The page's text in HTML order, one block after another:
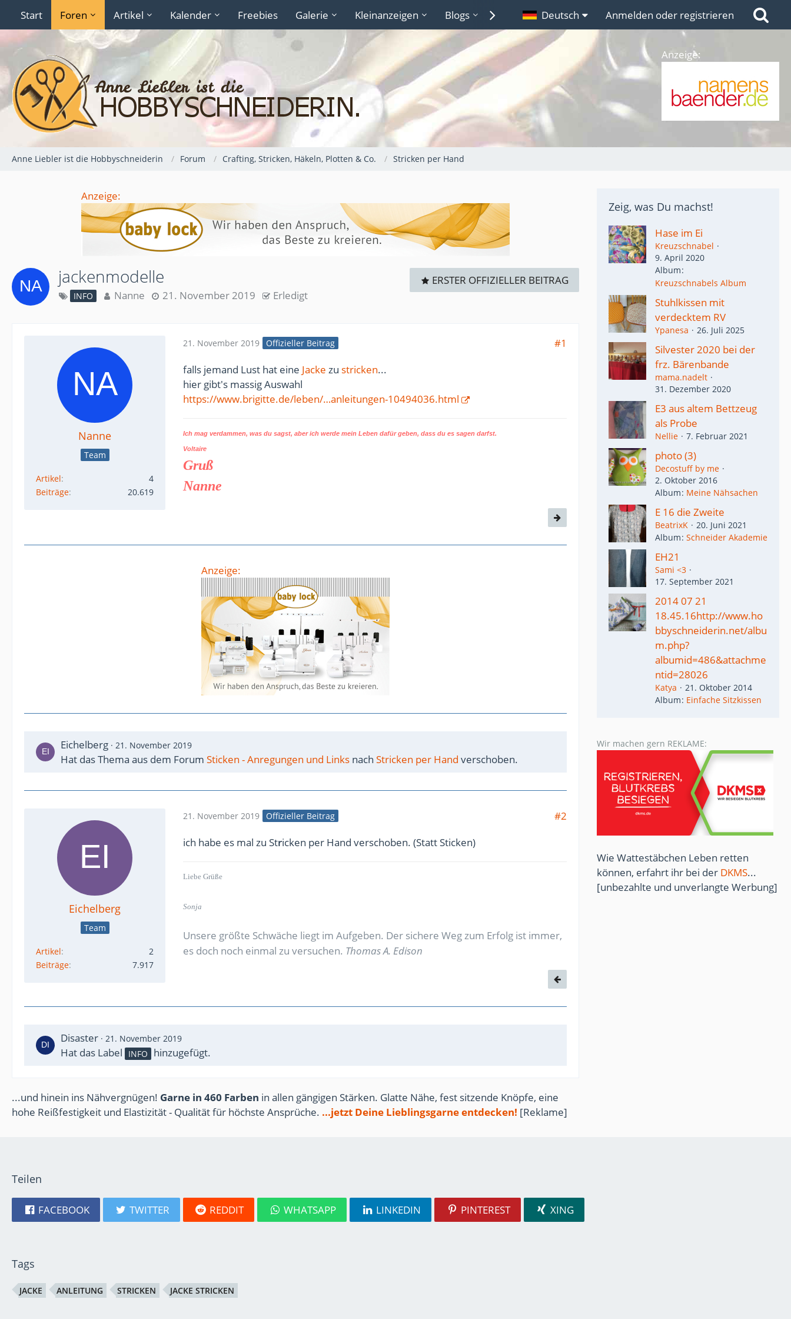
Start Foren Artikel Kalender Freebies Galerie Kleinanzeigen Blogs Lexikon Links
Deutsch Anmelden oder registrieren
Anzeige:
Anne Liebler ist die Hobbyschneiderin Forum Crafting, Stricken, Häkeln, Plotten & Co. Stricken per Hand
Anzeige:
jackenmodelle
INFO Nanne 21. November 2019 Erledigt
ERSTER OFFIZIELLER BEITRAG
Nanne
Team
Artikel
4
Beiträge
20.619
21. November 2019 Offizieller Beitrag
#1
falls jemand Lust hat eine Jacke zu stricken...
hier gibt's massig Auswahl
https://www.brigitte.de/leben/…anleitungen-10494036.html
Ich mag verdammen, was du sagst, aber ich werde mein Leben dafür geben, dass du es sagen darfst.
Voltaire
Gruß
Nanne
Anzeige:
Eichelberg 21. November 2019
Hat das Thema aus dem Forum Sticken - Anregungen und Links nach Stricken per Hand verschoben.
Eichelberg
Team
Artikel
2
Beiträge
7.917
21. November 2019 Offizieller Beitrag
#2
ich habe es mal zu Stricken per Hand verschoben. (Statt Sticken)
Liebe Grüße
Sonja
Unsere größte Schwäche liegt im Aufgeben. Der sichere Weg zum Erfolg ist immer,
es doch noch einmal zu versuchen. Thomas A. Edison
Disaster 21. November 2019
Hat das Label INFO hinzugefügt.
...und hinein ins Nähvergnügen! Garne in 460 Farben in allen gängigen Stärken. Glatte Nähe, fest sitzende Knöpfe, eine
hohe Reißfestigkeit und Elastizität - Qualität für höchste Ansprüche. ...jetzt Deine Lieblingsgarne entdecken! [Reklame]
Zeig, was Du machst!
Hase im Ei
Kreuzschnabel
9. April 2020
Album
Kreuzschnabels Album
Stuhlkissen mit
verdecktem RV
Ypanesa 26. Juli 2025
Silvester 2020 bei der
frz. Bärenbande
mama.nadelt
31. Dezember 2020
E3 aus altem Bettzeug
als Probe
Nellie 7. Februar 2021
photo (3)
Decostuff by me
2. Oktober 2016
Album Meine Nähsachen
E 16 die Zweite
BeatrixK
20. Juni 2021
Album Schneider Akademie
EH21
Sami <3
17. September 2021
2014 07 21
18.45.16http://www.ho
bbyschneiderin.net/albu
m.php?
albumid=486&attachme
ntid=28026
Katya
21. Oktober 2014
Album Einfache Sitzkissen
Wir machen gern REKLAME:
Wie Wattestäbchen Leben retten
können, erfahrt ihr bei der DKMS...
[unbezahlte und unverlangte Werbung]
Teilen
FACEBOOK TWITTER REDDIT WHATSAPP LINKEDIN PINTEREST XING
Tags
JACKE ANLEITUNG STRICKEN JACKE STRICKEN